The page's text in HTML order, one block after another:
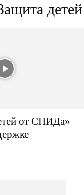
от СПИДа»